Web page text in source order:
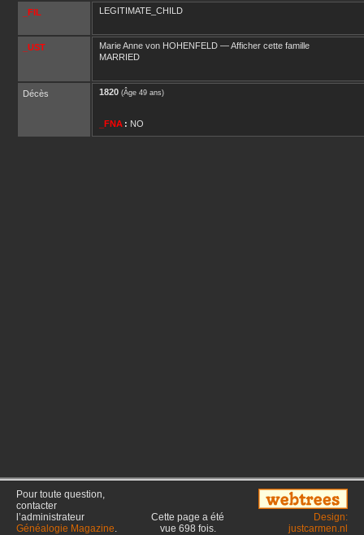
_FIL LEGITIMATE_CHILD
_UST Marie Anne von HOHENFELD —Afficher cette famille
MARRIED
Décès 1820 (Âge 49 ans)
_FNA : NO
Pour toute question,
contacter
l’administrateur
Généalogie Magazine.
Cette page a été
vue 698 fois.
Design:
justcarmen.nl